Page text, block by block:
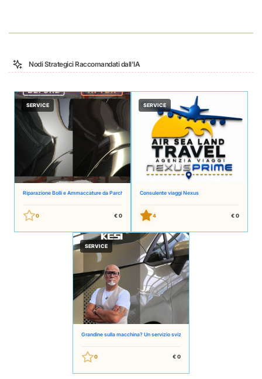
Nodi Strategici Raccomandati dall'IA
SERVICE
Riparazione Bolli e Ammaccature da Parcheggio in Tutta la Svizzera – Tecnica PDR Senza
0 € 0
SERVICE
Consulente viaggi Nexus
4 € 0
SERVICE
Grandine sulla macchina? Un servizio svizzero semplice e onesto
0 € 0